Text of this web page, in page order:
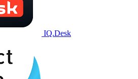
IQ.Desk